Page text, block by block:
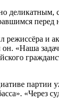
перед
и
«Наша
«Через